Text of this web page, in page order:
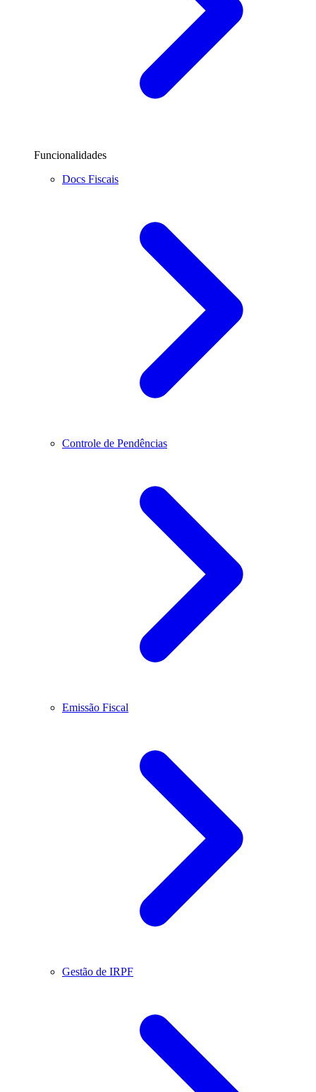
Funcionalidades
Docs Fiscais
Controle de Pendências
Emissão Fiscal
Gestão de IRPF